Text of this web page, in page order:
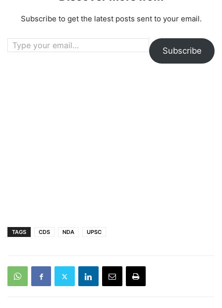
Subscribe to get the latest posts sent to your email.
Type your email…
Subscribe
TAGS CDS NDA UPSC